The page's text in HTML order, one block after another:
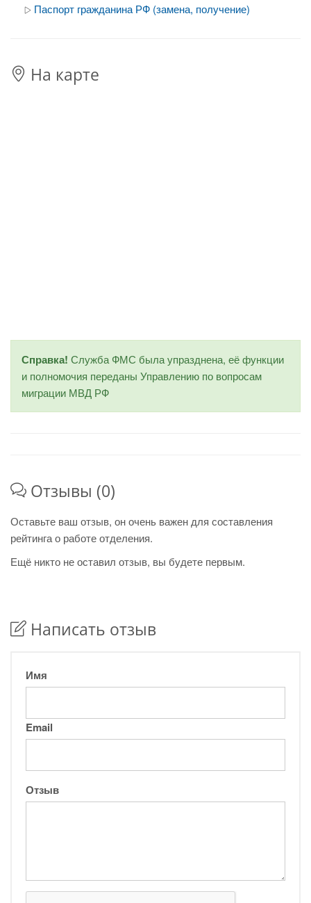
Паспорт гражданина РФ (замена, получение)
На карте
Справка! Служба ФМС была упразднена, её функции
и полномочия переданы Управлению по вопросам
миграции МВД РФ
Отзывы (0)
Оставьте ваш отзыв, он очень важен для составления
рейтинга о работе отделения.
Ещё никто не оставил отзыв, вы будете первым.
Написать отзыв
Имя
Email
Отзыв